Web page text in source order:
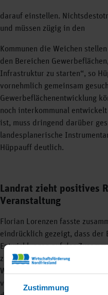
Zustimmung
darauf einstellen.
und müssen zügig in den
Kommunen die Weichen
den Bereichen
Infrastruktur zu starten“, so
vornehmlich gemeinsam
Gewerbeflächenentwicklung
noch interkommunal
ist, muss dringend darüber
landesplanerische
Hüppauff deutlich.
Landrat zieht positives
Veranstaltung
Florian Lorenzen fasste
eindrücklich gezeigt, dass der
Entwicklungen auf der
zahlreichen
Workshop den zweiten Schritt
vor der Herausforderung,